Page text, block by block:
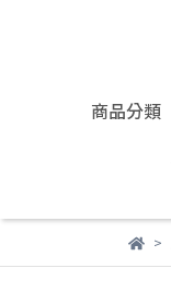
商品分類